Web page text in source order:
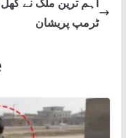
ٹرمپ پریشان